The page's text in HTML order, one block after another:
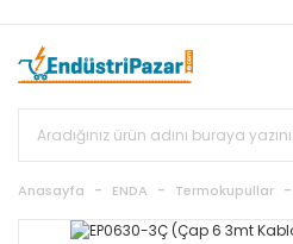
Bayonet J Tip Termokupul
Sepette Ekstra %5 İskonto...
Alışverişlerinizde Sepette %5 EK
%15 İskonto... 50.000,00TL
Alışverişlerinizde Sepette %3 EK
Standart Bayonet J Tip
Anasayfa ENDA Termokupullar